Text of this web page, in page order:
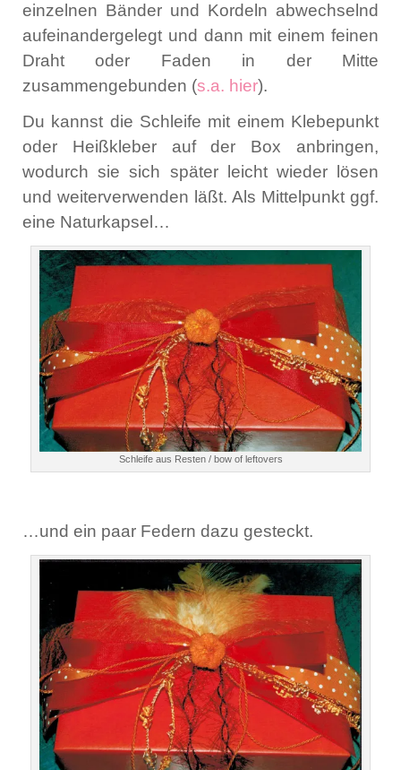
einzelnen Bänder und Kordeln abwechselnd
aufeinandergelegt und dann mit einem feinen
Draht oder Faden in der Mitte
zusammengebunden (s.a. hier).
Du kannst die Schleife mit einem Klebepunkt
oder Heißkleber auf der Box anbringen,
wodurch sie sich später leicht wieder lösen
und weiterverwenden läßt. Als Mittelpunkt ggf.
eine Naturkapsel…
Schleife aus Resten / bow of leftovers
…und ein paar Federn dazu gesteckt.